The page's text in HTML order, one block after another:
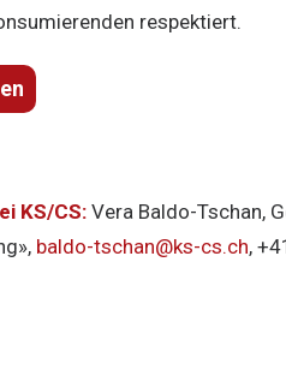
respektiert.
KS/CS: Vera Baldo-Tschan,
baldo-tschan@ks-cs.ch,